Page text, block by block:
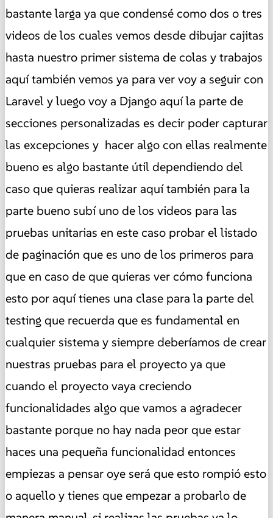
bastante larga ya que condensé como dos o tres
videos de los cuales vemos desde dibujar cajitas
hasta nuestro primer sistema de colas y trabajos
aquí también vemos ya para ver voy a seguir con
Laravel y luego voy a Django aquí la parte de
secciones personalizadas es decir poder capturar
las excepciones y hacer algo con ellas realmente
bueno es algo bastante útil dependiendo del
caso que quieras realizar aquí también para la
parte bueno subí uno de los videos para las
pruebas unitarias en este caso probar el listado
de paginación que es uno de los primeros para
que en caso de que quieras ver cómo funciona
esto por aquí tienes una clase para la parte del
testing que recuerda que es fundamental en
cualquier sistema y siempre deberíamos de crear
nuestras pruebas para el proyecto ya que
cuando el proyecto vaya creciendo
funcionalidades algo que vamos a agradecer
bastante porque no hay nada peor que estar
haces una pequeña funcionalidad entonces
empiezas a pensar oye será que esto rompió esto
o aquello y tienes que empezar a probarlo de